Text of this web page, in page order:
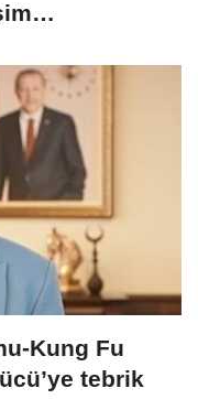
Kung Fu
tebrik